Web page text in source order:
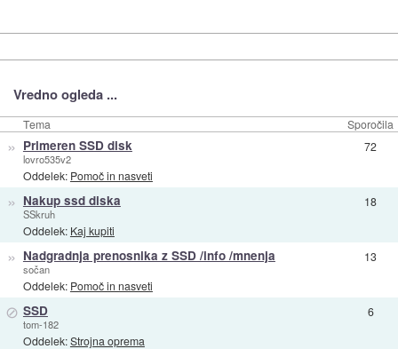
Vredno ogleda ...
Tema Sporočila
» Primeren SSD disk
lovro535v2
Oddelek: Pomoč in nasveti
72
» Nakup ssd diska
SSkruh
Oddelek: Kaj kupiti
18
» Nadgradnja prenosnika z SSD /info /mnenja
sočan
Oddelek: Pomoč in nasveti
13
⊘ SSD
tom-182
Oddelek:Strojna oprema
6